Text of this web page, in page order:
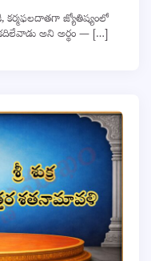
కర్మఫలదాతగా జ్యోతిష్యంలో
అని అర్థం — […]